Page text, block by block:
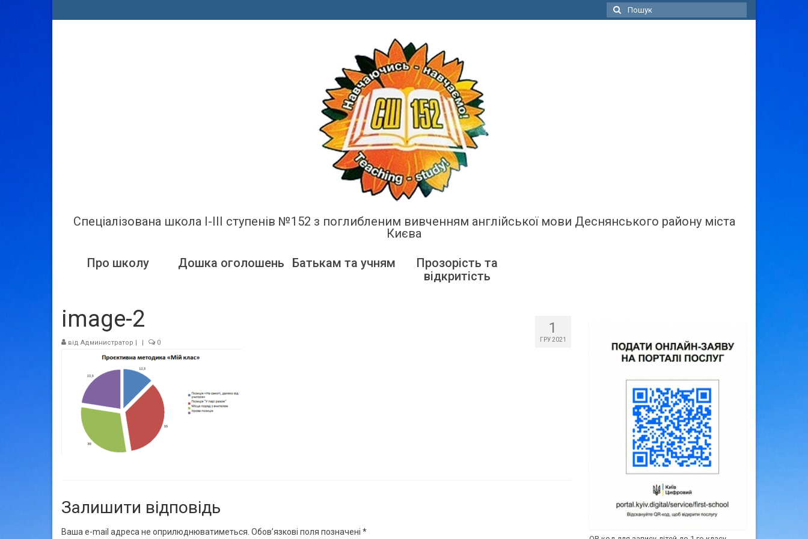
Пошук
для:
Спеціалізована школа І-ІІІ ступенів №152 з поглибленим вивченням англійської мови Деснянського району міста
Києва
Про школу Дошка оголошень Батькам та учням
Прозорість та
відкритість
1
ГРУ 2021
image-2
від Администратор | | 0
Залишити відповідь
Ваша e-mail адреса не оприлюднюватиметься. Обов’язкові поля позначені *